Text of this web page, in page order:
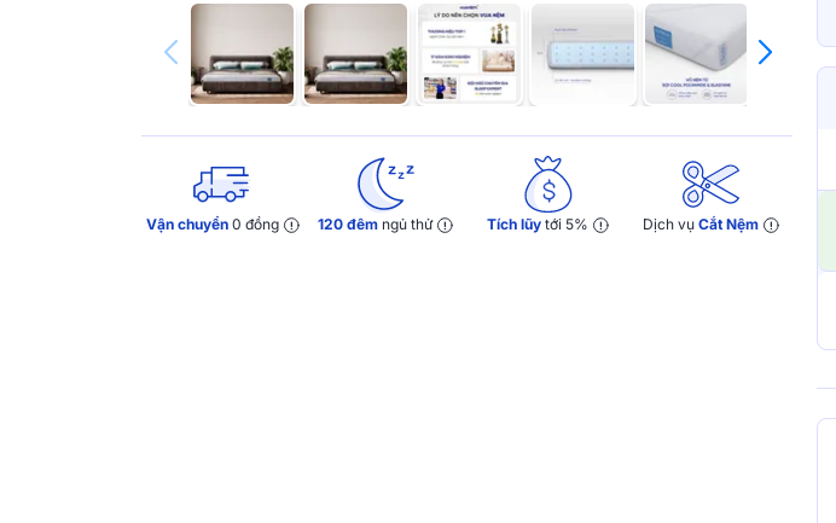
Vận chuyển0 đồng 120 đêm ngủ thử Tích lũy tới 5% Dịch vụCắt Nệm